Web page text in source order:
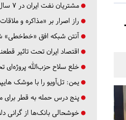
مشتریان نفت ایران در ۷ سال گذشته +فیلم
راز اصرار بر «مذاکره و
آنتن شبکه افق «خط‌خطی»
اقتصاد ایران تحت تاثیر
خلع سلاح حزب‌الله پروژه‌ای
یمن: تل‌آویو را با موشک
پنج درس‌ حمله به قطر برای
خوشحالی بانک‌ها از گرانی